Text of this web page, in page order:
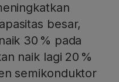
besar,
30 % pada
naik lagi 20 %
semikonduktor